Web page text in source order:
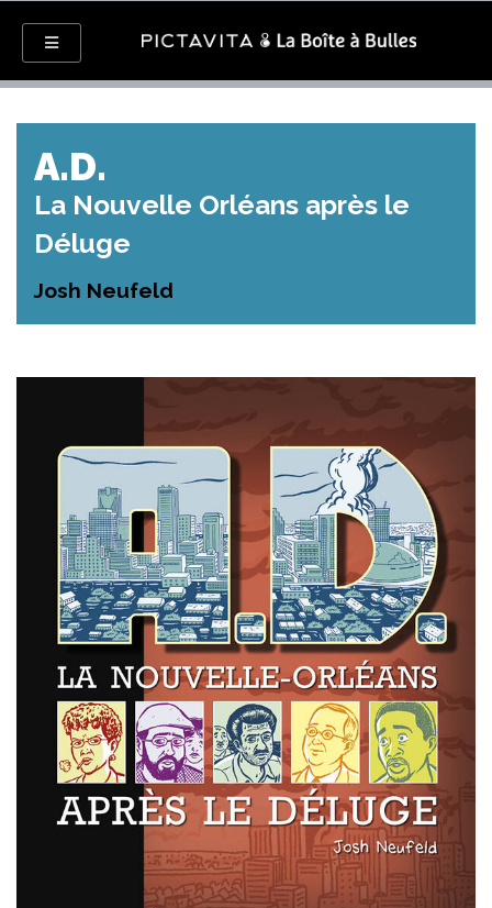
A.D.
La Nouvelle Orléans après le
Déluge
Josh Neufeld